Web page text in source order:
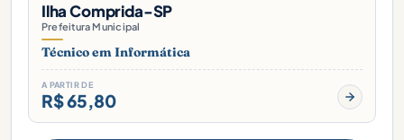
Ilha Comprida-SP
Prefeitura Municipal
Técnico em Informática
A PARTIR DE
R$ 65,80